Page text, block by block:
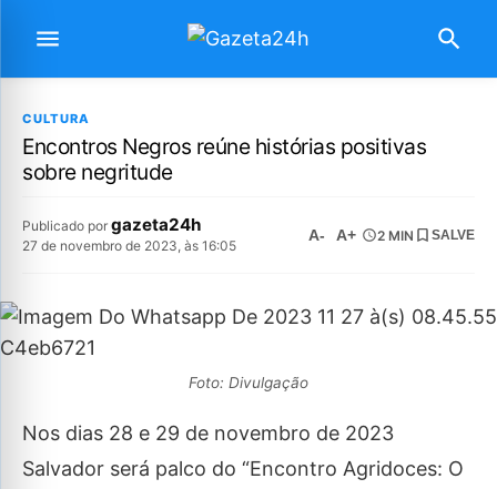
CULTURA
Encontros Negros reúne histórias positivas
sobre negritude
Publicado por gazeta24h
27 de novembro de 2023, às 16:05
A- A+ 2 MIN SALVE
Foto: Divulgação
Nos dias 28 e 29 de novembro de 2023
Salvador será palco do “Encontro Agridoces: O